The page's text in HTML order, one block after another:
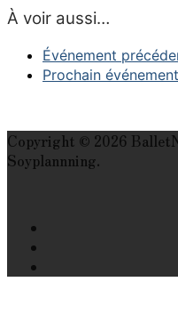
À voir aussi…
Événement
Prochain événement
Copyright © 2026
Soyplannning.